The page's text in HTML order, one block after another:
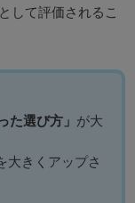
して評価されるこ
た選び方」 が大
大きくアップさ